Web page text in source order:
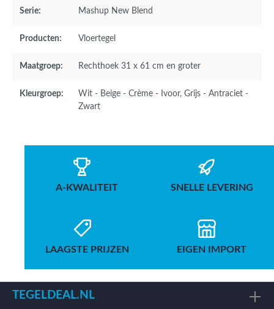
Serie: Mashup New Blend
Producten: Vloertegel
Maatgroep: Rechthoek 31 x 61 cm en groter
Kleurgroep: Wit - Beige - Crème - Ivoor, Grijs - Antraciet -
Zwart
A-KWALITEIT SNELLE LEVERING
LAAGSTE PRIJZEN EIGEN IMPORT
TEGELDEAL.NL